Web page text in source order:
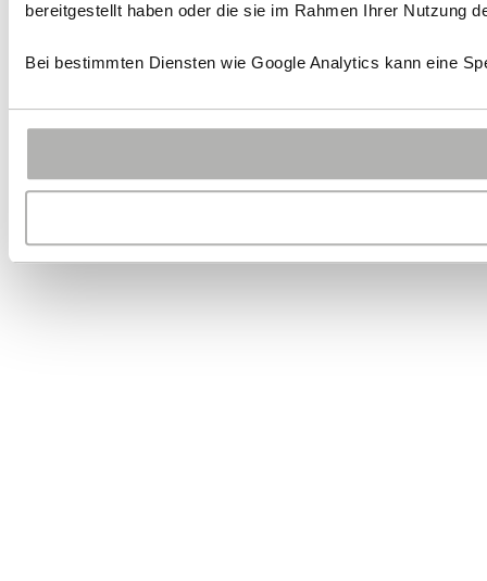
bereitgestellt haben oder die sie im Rahmen Ihrer Nutzung
Bei bestimmten Diensten wie Google Analytics kann eine